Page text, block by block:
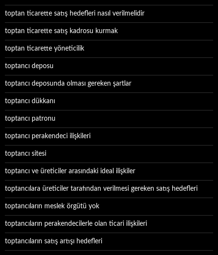
toptan ticarette satış hedefleri nasıl verilmelidir
toptan ticarette satış kadrosu kurmak
toptan ticarette yöneticilik
toptancı deposu
toptancı deposunda olması gereken şartlar
toptancı dükkanı
toptancı patronu
toptancı perakendeci ilişkileri
toptancı sitesi
toptancı ve üreticiler arasındaki ideal ilişkiler
toptancılara üreticiler tarafından verilmesi gereken satış hedefleri
toptancıların meslek örgütü yok
toptancıların perakendecilerle olan ticari ilişkileri
toptancıların satış artışı hedefleri